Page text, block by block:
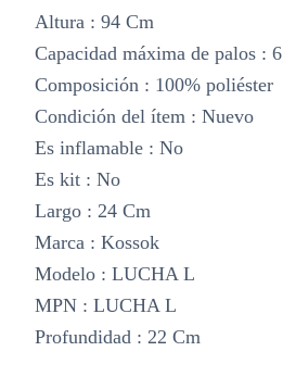
Altura : 94 Cm
Capacidad máxima de palos : 6
Composición : 100% poliéster
Condición del ítem : Nuevo
Es inflamable : No
Es kit : No
Largo : 24 Cm
Marca : Kossok
Modelo : LUCHA L
MPN : LUCHA L
Profundidad : 22 Cm